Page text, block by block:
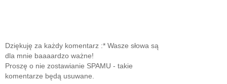
Dziękuję za każdy komentarz :* Wasze słowa są
dla mnie baaaardzo ważne!
Proszę o nie zostawianie SPAMU - takie
komentarze będą usuwane.